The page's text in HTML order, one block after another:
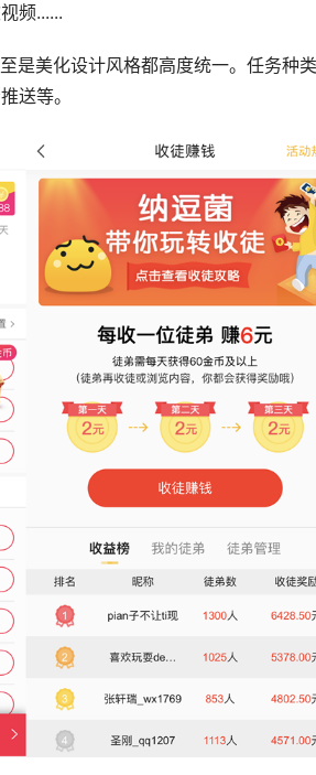
频......
是美化设计风格都高度统一。任务种
送等。